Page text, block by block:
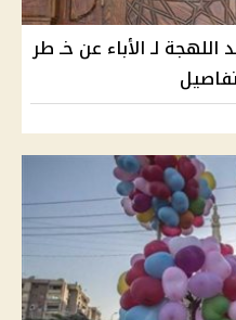
لـ الأباء عن خـ طر